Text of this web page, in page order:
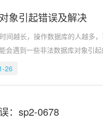
象引起错误及解决
越长，操作数据库的人越多
能会遇到一些非法数据库对
26
：sp2-0678